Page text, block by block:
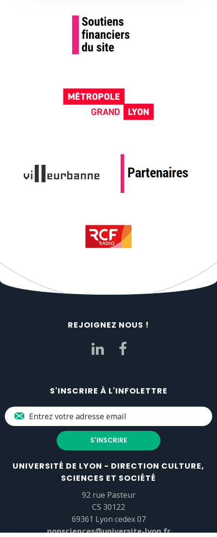
REJOIGNEZ NOUS !
S'INSCRIRE À L'INFOLETTRE
UNIVERSITÉ DE LYON - DIRECTION CULTURE,
SCIENCES ET SOCIÉTÉ
92 rue Pasteur
CS 30122
69361 Lyon cedex 07
popsciences@universite-lyon.fr